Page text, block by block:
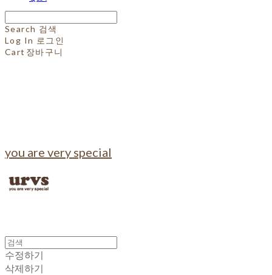
Search 검색
Log In 로그인
Cart 장바구니
you are very special
수정하기
삭제하기